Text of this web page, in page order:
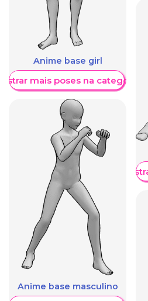
Anime base girl
mais poses na categoria
Anime base masculino